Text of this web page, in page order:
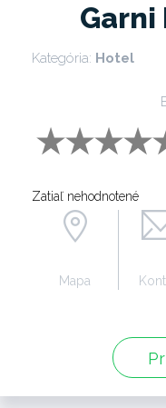
Garni
Kategória: Hotel
Zatiaľ nehodnotené
Mapa